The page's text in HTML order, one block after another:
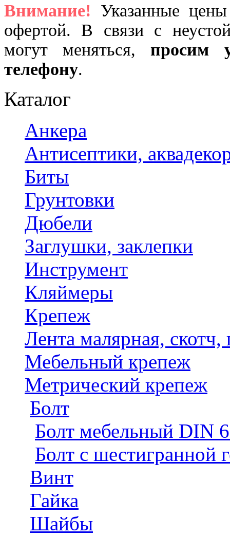
Внимание! Указанные
офертой. В связи с
могут меняться,просим
телефону.
Каталог
Анкера
Антисептики,
Биты
Грунтовки
Дюбели
Заглушки, заклепки
Инструмент
Кляймеры
Крепеж
Лента малярная, скотч,
Мебельный крепеж
Метрический крепеж
Болт
Болт мебельный DIN
Болт с шестигранной
Винт
Гайка
Шайбы